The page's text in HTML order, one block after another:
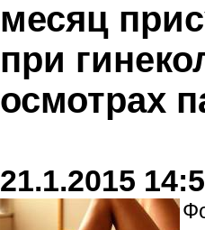
месяц
при
осмотрах
21.1.2015